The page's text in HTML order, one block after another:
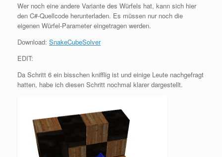
Wer noch eine andere Variante des Würfels hat, kann sich hier
den C#-Quellcode herunterladen. Es müssen nur noch die
eigenen Würfel-Parameter eingetragen werden.
Download: SnakeCubeSolver
EDIT:
Da Schritt 6 ein bisschen knifflig ist und einige Leute nachgefragt
hatten, habe ich diesen Schritt nochmal klarer dargestellt.